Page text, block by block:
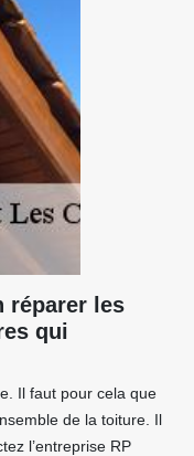
réparer les
qui
Il faut pour cela que
de la toiture. Il
l’entreprise RP